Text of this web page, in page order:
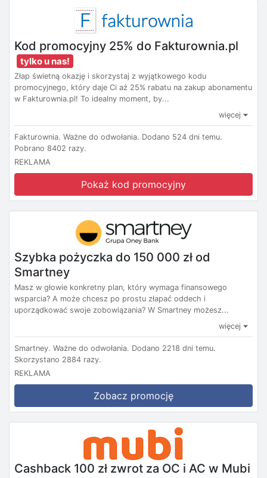
Kod promocyjny 25% do Fakturownia.pl
tylko u nas!
Złap świetną okazję i skorzystaj z wyjątkowego kodu
promocyjnego, który daje Ci aż 25% rabatu na zakup abonamentu
w Fakturownia.pl! To idealny moment, by...
więcej
Fakturownia. Ważne do odwołania. Dodano 524 dni temu.
Pobrano 8402 razy.
REKLAMA
Pokaż kod promocyjny
Szybka pożyczka do 150 000 zł od
Smartney
Masz w głowie konkretny plan, który wymaga finansowego
wsparcia? A może chcesz po prostu złapać oddech i
uporządkować swoje zobowiązania? W Smartney możesz...
więcej
Smartney. Ważne do odwołania. Dodano 2218 dni temu.
Skorzystano 2884 razy.
REKLAMA
Zobacz promocję
Cashback 100 zł zwrot za OC i AC w Mubi